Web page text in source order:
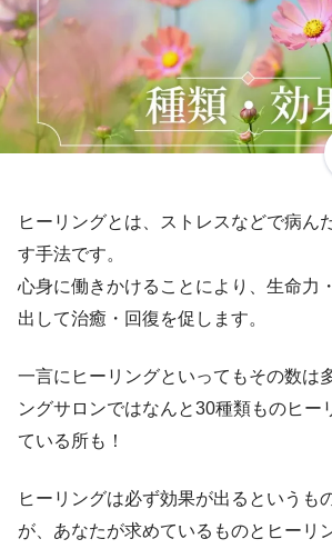
ヒーリングとは、ストレスなどで病ん
す手法です。
心身に働きかけることにより、生命力
出して治癒・回復を促します。
一言にヒーリングといってもその数は
ングサロンではなんと30種類ものヒー
ている所も！
ヒーリングは必ず効果が出るというも
が、あなたが求めているものとヒーリ